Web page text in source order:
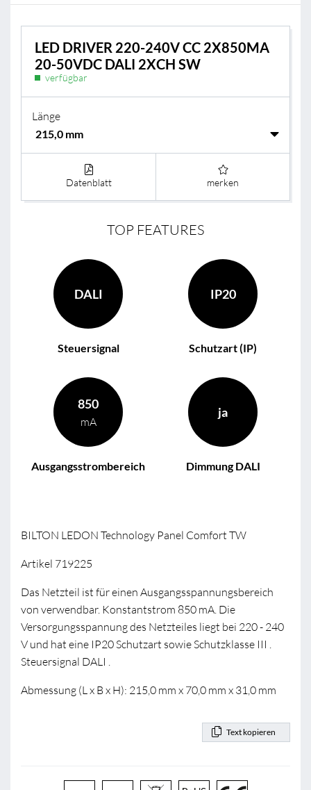
LED DRIVER 220-240V CC 2X850MA
20-50VDC DALI 2XCH SW
verfügbar
Länge
Datenblatt merken
TOP FEATURES
DALI
Steuersignal
IP20
Schutzart (IP)
850
mA
Ausgangsstrombereich
ja
Dimmung DALI
BILTON LEDON Technology Panel Comfort TW
Artikel 719225
Das Netzteil ist für einen Ausgangsspannungsbereich
von verwendbar. Konstantstrom 850 mA. Die
Versorgungsspannung des Netzteiles liegt bei 220 - 240
V und hat eine IP20 Schutzart sowie Schutzklasse III .
Steuersignal DALI .
Abmessung (L x B x H): 215,0 mm x 70,0 mm x 31,0 mm
Text kopieren